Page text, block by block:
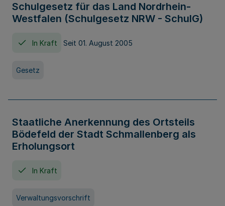
Schulgesetz für das Land Nordrhein-
Westfalen (Schulgesetz NRW - SchulG)
In Kraft Seit 01. August 2005
Gesetz
Staatliche Anerkennung des Ortsteils
Bödefeld der Stadt Schmallenberg als
Erholungsort
In Kraft
Verwaltungsvorschrift